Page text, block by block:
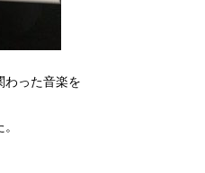
わった音楽を